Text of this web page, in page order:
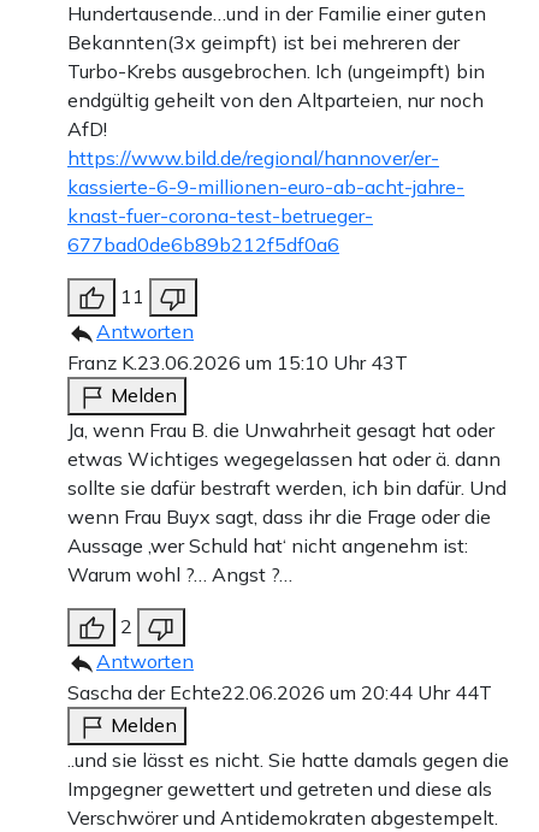
Hundertausende…und in der Familie einer guten
Bekannten(3x geimpft) ist bei mehreren der
Turbo-Krebs ausgebrochen. Ich (ungeimpft) bin
endgültig geheilt von den Altparteien, nur noch
AfD!
https://www.bild.de/regional/hannover/er-
kassierte-6-9-millionen-euro-ab-acht-jahre-
knast-fuer-corona-test-betrueger-
677bad0de6b89b212f5df0a6
11
Antworten
Franz K.23.06.2026 um 15:10 Uhr 43T
Melden
Ja, wenn Frau B. die Unwahrheit gesagt hat oder
etwas Wichtiges wegegelassen hat oder ä. dann
sollte sie dafür bestraft werden, ich bin dafür. Und
wenn Frau Buyx sagt, dass ihr die Frage oder die
Aussage ‚wer Schuld hat‘ nicht angenehm ist:
Warum wohl ?… Angst ?…
2
Antworten
Sascha der Echte22.06.2026 um 20:44 Uhr 44T
Melden
..und sie lässt es nicht. Sie hatte damals gegen die
Impgegner gewettert und getreten und diese als
Verschwörer und Antidemokraten abgestempelt.